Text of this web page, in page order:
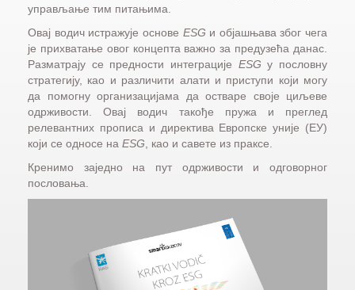
управљање тим питањима.
Овај водич истражује основе ESG и објашњава због чега
је прихватање овог концепта важно за предузећа данас.
Разматрају се предности интеграције ESG у пословну
стратегију, као и различити алати и приступи који могу
да помогну организацијама да остваре своје циљеве
одрживости. Овај водич такође пружа и преглед
релевантних прописа и директива Европске уније (ЕУ)
који се односе на ESG , као и савете из праксе.
Кренимо заједно на пут одрживости и одговорног
пословања.